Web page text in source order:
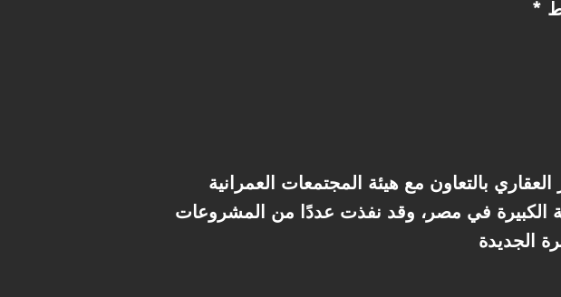
بالتعاون مع هيئة المجتمعات العمرانية
الكبيرة في مصر، وقد نفذت عددًا من المشروعات